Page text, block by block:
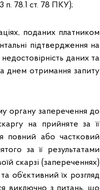
п. 78.1 ст. 78 ПКУ);
поданих платником
підтвердження на
даних та
днем отримання запиту
органу заперечення до
на прийняте за її
повний або частковий
за її результатами
скарзі (запереченнях)
об’єктивний їх розгляд
виключно з питань, що